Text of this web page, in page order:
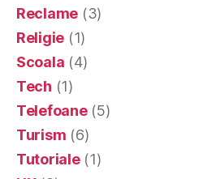
Reclame (3)
Religie (1)
Scoala (4)
Tech (1)
Telefoane(5)
Turism (6)
Tutoriale(1)